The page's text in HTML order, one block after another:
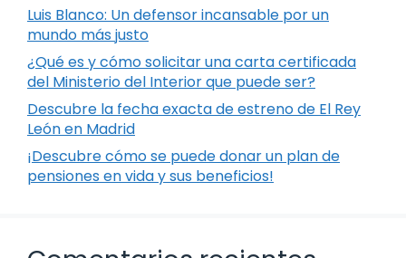
Luis Blanco: Un defensor incansable por un
mundo más justo
¿Qué es y cómo solicitar una carta certificada
del Ministerio del Interior que puede ser?
Descubre la fecha exacta de estreno de El Rey
León en Madrid
¡Descubre cómo se puede donar un plan de
pensiones en vida y sus beneficios!